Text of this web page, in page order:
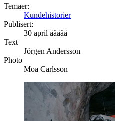
Temaer:
Kundehistorier
Publisert:
30 april ååååå
Text
Jörgen Andersson
Photo
Moa Carlsson